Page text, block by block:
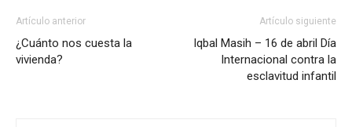
Artículo anterior
¿Cuánto nos cuesta la
vivienda?
Artículo siguiente
Iqbal Masih – 16 de abril Día
Internacional contra la
esclavitud infantil